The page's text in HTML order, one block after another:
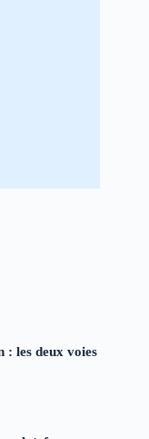
les deux voies